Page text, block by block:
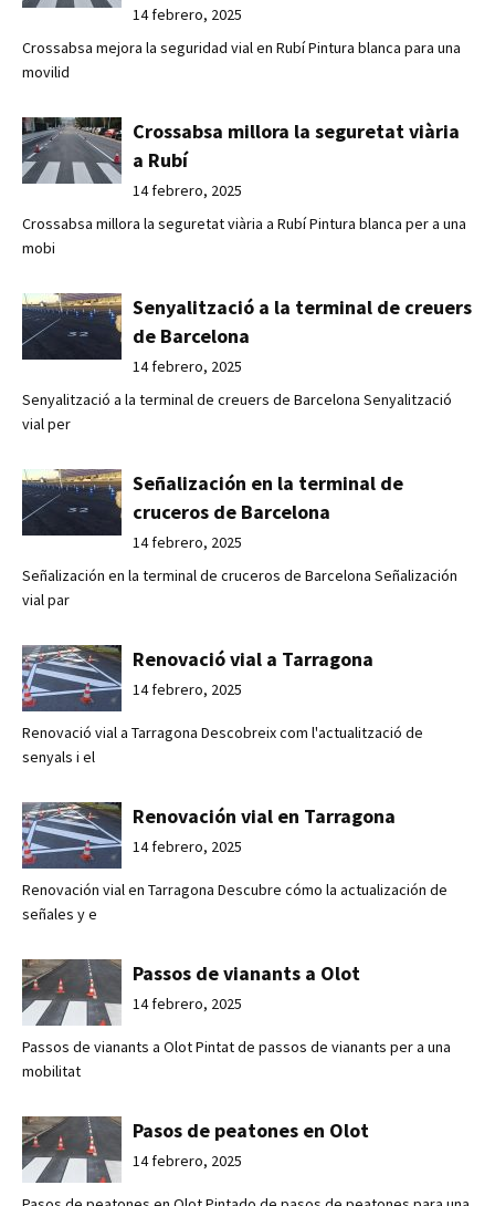
14 febrero, 2025
Crossabsa mejora la seguridad vial en Rubí Pintura blanca para una
movilid
Crossabsa millora la seguretat viària
a Rubí
14 febrero, 2025
Crossabsa millora la seguretat viària a Rubí Pintura blanca per a una
mobi
Senyalització a la terminal de creuers
de Barcelona
14 febrero, 2025
Senyalització a la terminal de creuers de Barcelona Senyalització
vial per
Señalización en la terminal de
cruceros de Barcelona
14 febrero, 2025
Señalización en la terminal de cruceros de Barcelona Señalización
vial par
Renovació vial a Tarragona
14 febrero, 2025
Renovació vial a Tarragona Descobreix com l'actualització de
senyals i el
Renovación vial en Tarragona
14 febrero, 2025
Renovación vial en Tarragona Descubre cómo la actualización de
señales y e
Passos de vianants a Olot
14 febrero, 2025
Passos de vianants a Olot Pintat de passos de vianants per a una
mobilitat
Pasos de peatones en Olot
14 febrero, 2025